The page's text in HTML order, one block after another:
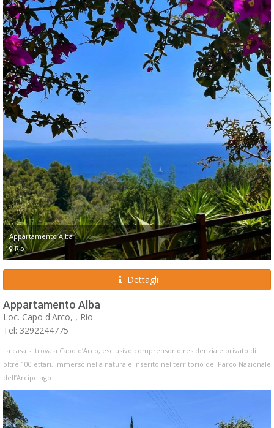
Appartamento Alba
Rio
Dettagli
Appartamento Alba
Loc. Capo d'Arco, , Rio
Tel: 3292244775
La casa si trova a Capo d’Arco, esclusivo comprensorio residenziale privato di
oltre 100 ettari, immerso nella natura e inserito nel territorio del Parco Nazionale
dell’Arcipelago ...